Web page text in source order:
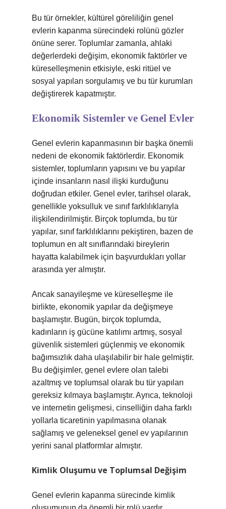
Bu tür örnekler, kültürel göreliliğin genel
evlerin kapanma sürecindeki rolünü gözler
önüne serer. Toplumlar zamanla, ahlaki
değerlerdeki değişim, ekonomik faktörler ve
küreselleşmenin etkisiyle, eski ritüel ve
sosyal yapıları sorgulamış ve bu tür kurumları
değiştirerek kapatmıştır.
Ekonomik Sistemler ve Genel Evler
Genel evlerin kapanmasının bir başka önemli
nedeni de ekonomik faktörlerdir. Ekonomik
sistemler, toplumların yapısını ve bu yapılar
içinde insanların nasıl ilişki kurduğunu
doğrudan etkiler. Genel evler, tarihsel olarak,
genellikle yoksulluk ve sınıf farklılıklarıyla
ilişkilendirilmiştir. Birçok toplumda, bu tür
yapılar, sınıf farklılıklarını pekiştiren, bazen de
toplumun en alt sınıflarındaki bireylerin
hayatta kalabilmek için başvurdukları yollar
arasında yer almıştır.
Ancak sanayileşme ve küreselleşme ile
birlikte, ekonomik yapılar da değişmeye
başlamıştır. Bugün, birçok toplumda,
kadınların iş gücüne katılımı artmış, sosyal
güvenlik sistemleri güçlenmiş ve ekonomik
bağımsızlık daha ulaşılabilir bir hale gelmiştir.
Bu değişimler, genel evlere olan talebi
azaltmış ve toplumsal olarak bu tür yapıları
gereksiz kılmaya başlamıştır. Ayrıca, teknoloji
ve internetin gelişmesi, cinselliğin daha farklı
yollarla ticaretinin yapılmasına olanak
sağlamış ve geleneksel genel ev yapılarının
yerini sanal platformlar almıştır.
Kimlik Oluşumu ve Toplumsal Değişim
Genel evlerin kapanma sürecinde kimlik